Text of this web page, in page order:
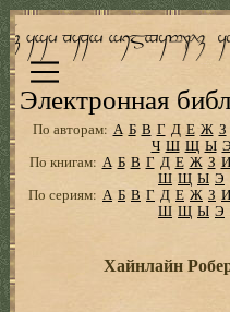
Электронная
По авторам: А Б В Г Д Е Ж З
Ч Ш Щ Ы Э
По книгам: А Б В Г Д Е Ж З И
Ш Щ Ы Э
По сериям: А Б В Г Д Е Ж З И
Ш Щ Ы Э
Хайнлайн